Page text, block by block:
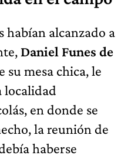
habían alcanzado a
Daniel Funes de
su mesa chica, le
localidad
en donde se
la reunión de
haberse